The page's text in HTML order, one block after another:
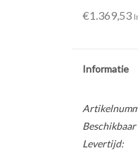
€1.369,53
Informatie
Levertijd: